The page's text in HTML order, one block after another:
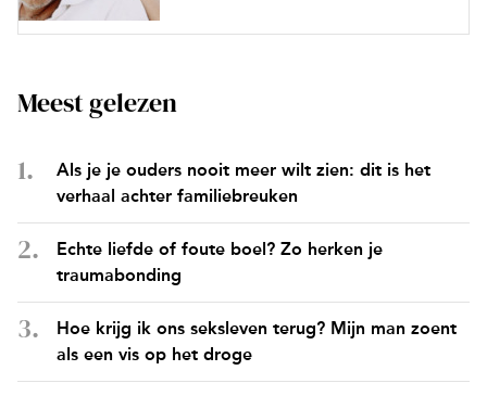
Meest gelezen
Als je je ouders nooit meer wilt zien: dit is het
verhaal achter familiebreuken
Echte liefde of foute boel? Zo herken je
traumabonding
Hoe krijg ik ons seksleven terug? Mijn man zoent
als een vis op het droge